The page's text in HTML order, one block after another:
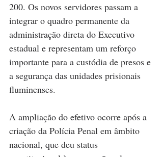
200. Os novos servidores passam a
integrar o quadro permanente da
administração direta do Executivo
estadual e representam um reforço
importante para a custódia de presos e
a segurança das unidades prisionais
fluminenses.
A ampliação do efetivo ocorre após a
criação da Polícia Penal em âmbito
nacional, que deu status